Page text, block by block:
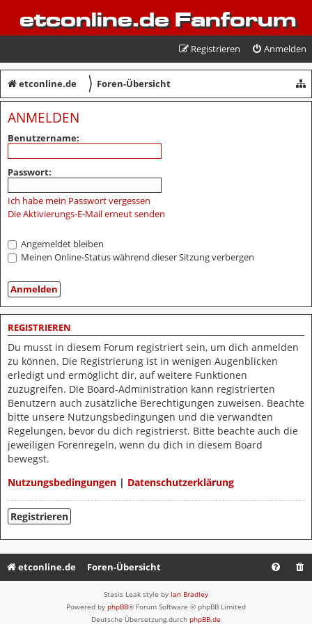
etconline.de Fanforum
Anmelden
Registrieren
etconline.de 〉 Foren-Übersicht
ANMELDEN
Benutzername:
Passwort:
Ich habe mein Passwort vergessen
Die Aktivierungs-E-Mail erneut senden
Angemeldet bleiben
Meinen Online-Status während dieser Sitzung verbergen
REGISTRIEREN
Du musst in diesem Forum registriert sein, um dich anmelden
zu können. Die Registrierung ist in wenigen Augenblicken
erledigt und ermöglicht dir, auf weitere Funktionen
zuzugreifen. Die Board-Administration kann registrierten
Benutzern auch zusätzliche Berechtigungen zuweisen. Beachte
bitte unsere Nutzungsbedingungen und die verwandten
Regelungen, bevor du dich registrierst. Bitte beachte auch die
jeweiligen Forenregeln, wenn du dich in diesem Board
bewegst.
Nutzungsbedingungen | Datenschutzerklärung
Registrieren
etconline.de Foren-Übersicht
Stasis Leak style by Ian Bradley
Powered by phpBB® Forum Software © phpBB Limited
Deutsche Übersetzung durch phpBB.de